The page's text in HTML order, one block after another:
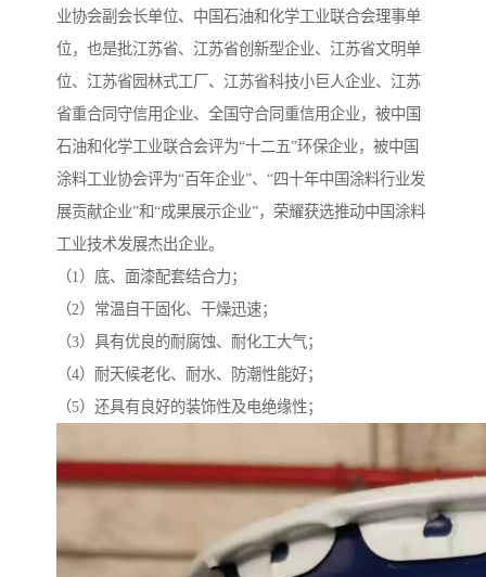
业协会副会长单位、中国石油和化学工业联合会理事单
位，也是批江苏省、江苏省创新型企业、江苏省文明单
位、江苏省园林式工厂、江苏省科技小巨人企业、江苏
省重合同守信用企业、全国守合同重信用企业，被中国
石油和化学工业联合会评为“十二五”环保企业，被中国
涂料工业协会评为“百年企业”、“四十年中国涂料行业发
展贡献企业”和“成果展示企业”，荣耀获选推动中国涂料
工业技术发展杰出企业。
（1）底、面漆配套结合力；
（2）常温自干固化、干燥迅速；
（3）具有优良的耐腐蚀、耐化工大气；
（4）耐天候老化、耐水、防潮性能好；
（5）还具有良好的装饰性及电绝缘性；